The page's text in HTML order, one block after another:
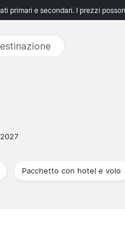
primari e secondari. I prezzi
Pacchetto con hotel e volo